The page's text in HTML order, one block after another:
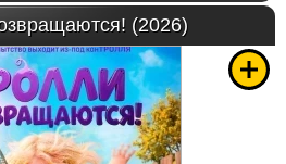
(2026)